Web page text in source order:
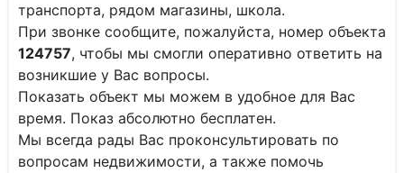
транспорта, рядом магазины, школа.
При звонке сообщите, пожалуйста, номер объекта
124757, чтобы мы смогли оперативно ответить на
возникшие у Вас вопросы.
Показать объект мы можем в удобное для Вас
время. Показ абсолютно бесплатен.
Мы всегда рады Вас проконсультировать по
вопросам недвижимости, а также помочь